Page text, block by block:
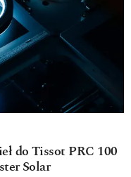
do Tissot PRC 100
Solar